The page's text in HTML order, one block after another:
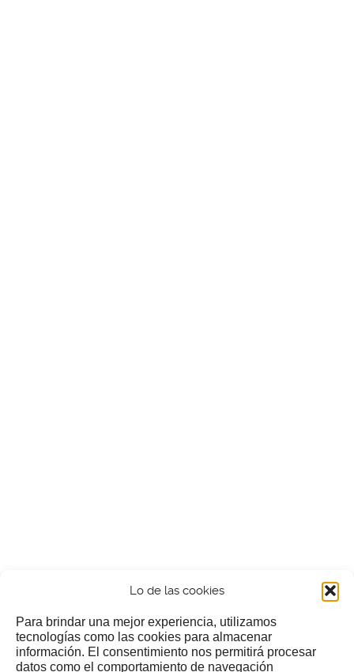
Lo de las cookies
Para brindar una mejor experiencia, utilizamos
tecnologías como las cookies para almacenar
información. El consentimiento nos permitirá procesar
datos como el comportamiento de navegación
¿Nos invitas a un cafecillo?